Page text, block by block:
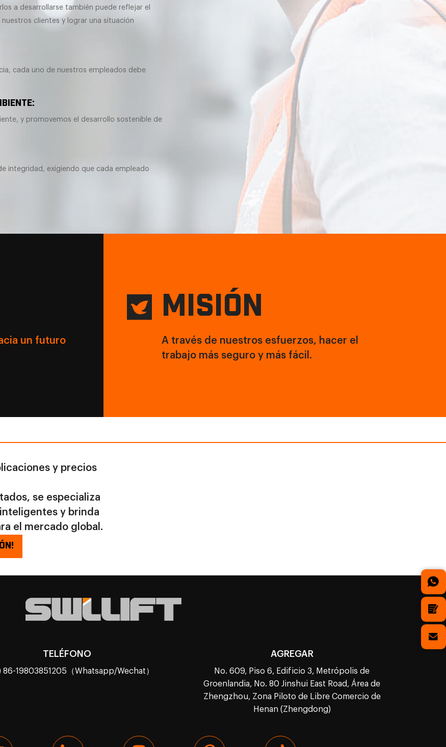
a desarrollarse también puede reflejar el
clientes y lograr una situación
cada uno de nuestros empleados debe
y promovemos el desarrollo sostenible de
integridad, exigiendo que cada empleado
un futuro
MISIÓN
A través de nuestros esfuerzos, hacer el
trabajo más seguro y más fácil.
y precios
se especializa
y brinda
el mercado global.
TELÉFONO
86-19803851205（Whatsapp/Wechat）
AGREGAR
No. 609, Piso 6, Edificio 3, Metrópolis de
Groenlandia, No. 80 Jinshui East Road, Área de
Zhengzhou, Zona Piloto de Libre Comercio de
Henan (Zhengdong)